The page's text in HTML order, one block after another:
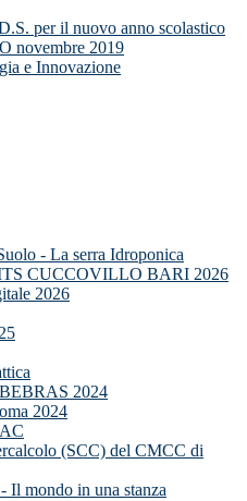
per il nuovo anno scolastico
novembre 2019
e Innovazione
- La serra Idroponica
CUCCOVILLO BARI 2026
2026
2024
2024
(SCC) del CMCC di
Il mondo in una stanza